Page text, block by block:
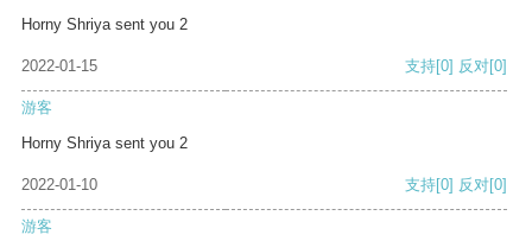
Horny Shriya sent you 2
2022-01-15 支持[0] 反对[0]
游客
Horny Shriya sent you 2
2022-01-10 支持[0] 反对[0]
游客